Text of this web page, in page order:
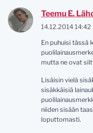
Teemu E.
14.12.2014 14:42
En puhuisi tässä
mutta ne ovat
Lisäisin vielä
sisäkkäisiä
niiden sisään
loputtomasti.